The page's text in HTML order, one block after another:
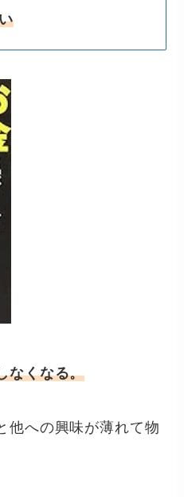
なくなる。
他への興味が薄れて物